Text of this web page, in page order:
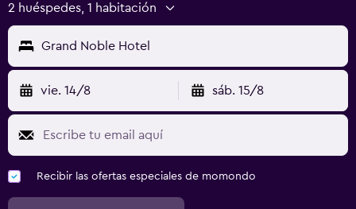
2 huéspedes, 1 habitación
Grand Noble Hotel
vie. 14/8 sáb. 15/8
Recibir las ofertas especiales de momondo